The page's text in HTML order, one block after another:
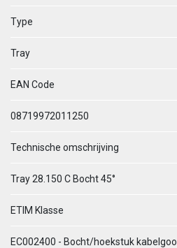
Type
Tray
EAN Code
08719972011250
Technische omschrijving
Tray 28.150 C Bocht 45°
ETIM Klasse
EC002400 - Bocht/hoekstuk